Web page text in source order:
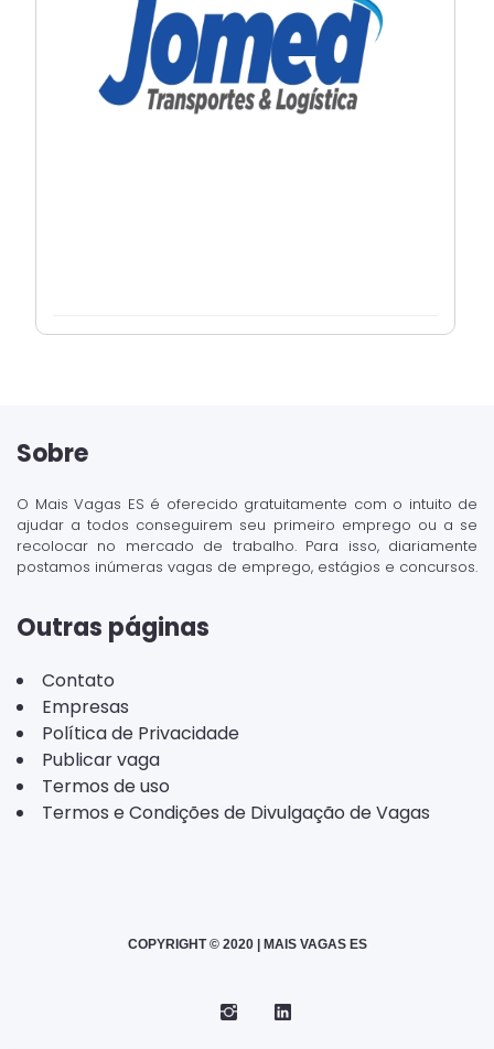
Sobre
O Mais Vagas ES é oferecido gratuitamente com o intuito de
ajudar a todos conseguirem seu primeiro emprego ou a se
recolocar no mercado de trabalho. Para isso, diariamente
postamos inúmeras vagas de emprego, estágios e concursos.
Outras páginas
Contato
Empresas
Política de Privacidade
Publicar vaga
Termos de uso
Termos e Condições de Divulgação de Vagas
COPYRIGHT © 2020 | MAIS VAGAS ES
Instagram
Telegram
LinkedIn